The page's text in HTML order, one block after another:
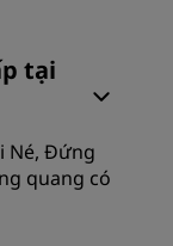
tại
Né, Đứng
quang có